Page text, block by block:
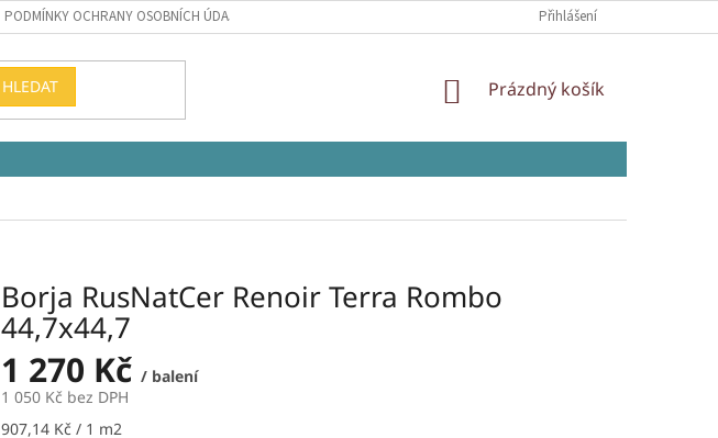
PODMÍNKY OCHRANY OSOBNÍCH ÚDAJŮ Přihlášení
HLEDAT
NÁKUPNÍ
Prázdný košík
Borja RusNatCer Renoir Terra Rombo
44,7x44,7
1 270 Kč / balení
1 050 Kč bez DPH
Měrná
907,14 Kč / 1 m2